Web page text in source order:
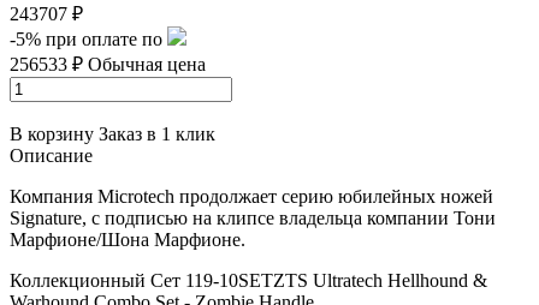
243707 ₽
-5% при оплате по
256533 ₽ Обычная цена
В корзину Заказ в 1 клик
Описание
Компания Microtech продолжает серию юбилейных ножей
Signature, с подписью на клипсе владельца компании Тони
Марфионе/Шона Марфионе.
Коллекционный Сет 119-10SETZTS Ultratech Hellhound &